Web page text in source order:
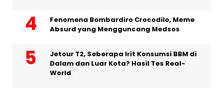
Fenomena Bombardiro Crocodilo, Meme
Absurd yang Mengguncang Medsos
Jetour T2, Seberapa Irit Konsumsi BBM di
Dalam dan Luar Kota? Hasil Tes Real-
World